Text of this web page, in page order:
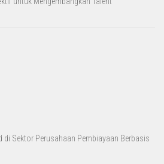
di Sektor Perusahaan Pembiayaan Berbasis